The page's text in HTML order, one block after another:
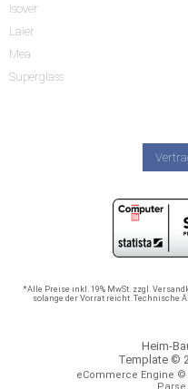
Isover
Laier
Mea
Superglass
*Alle Preise inkl. 19% MwSt. zzgl.
solange der Vorrat reicht. Technische
Heim-
Template ©
eCommerce Engine ©